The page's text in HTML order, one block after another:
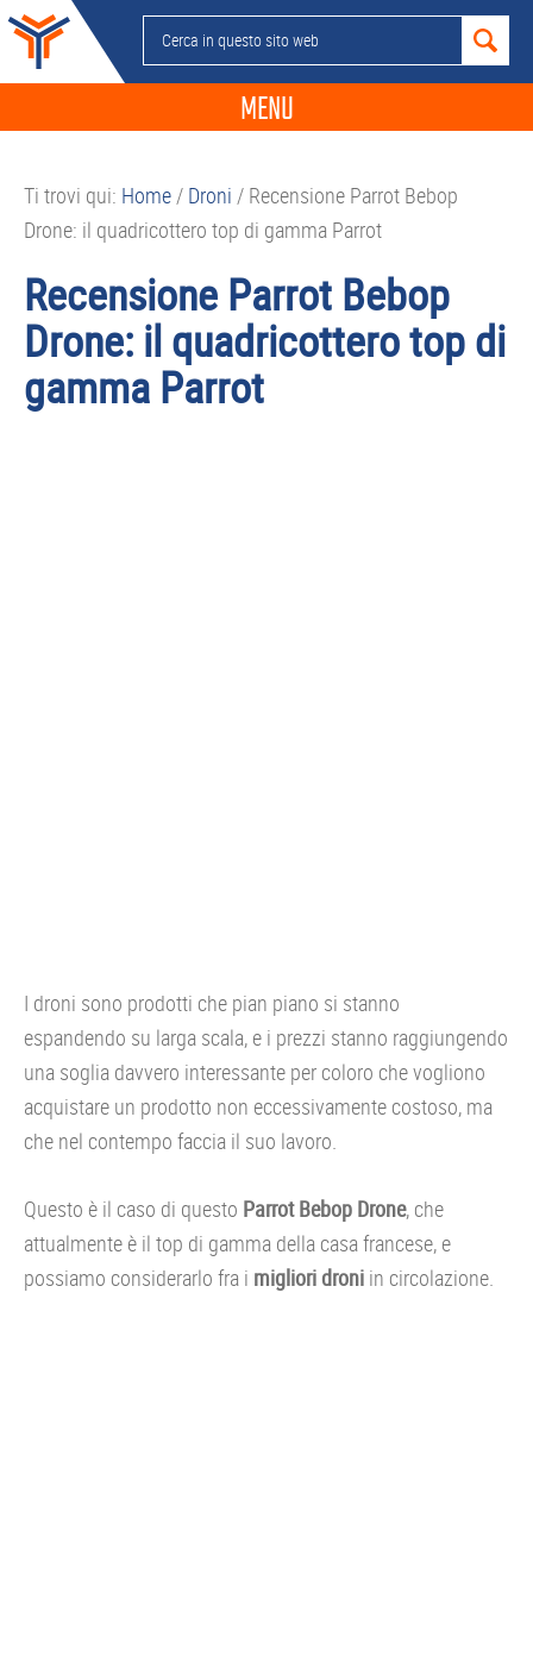
Passa
alla
navigazione
Passa
contenuto
Passa
alla
barra
Passa
piè
Cerca
in
sito
MENU
GUIDE ACQUISTO
SMARTPHONE
TABLET
APP
Ti trovi qui: Home/ Droni / Recensione Parrot Bebop
Drone: il quadricottero top di gamma Parrot
Recensione Parrot Bebop
Drone: il quadricottero top di
gamma Parrot
I droni sono prodotti che pian piano si stanno
espandendo su larga scala, e i prezzi stanno raggiungendo
una soglia davvero interessante per coloro che vogliono
acquistare un prodotto non eccessivamente costoso, ma
che nel contempo faccia il suo lavoro.
Questo è il caso di questo Parrot Bebop Drone, che
attualmente è il top di gamma della casa francese, e
possiamo considerarlo fra i migliori droni in circolazione.